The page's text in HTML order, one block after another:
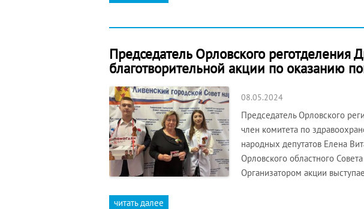
Председатель Орловского
благотворительной акции по оказанию
08.05.2024
Председатель Орловского
член комитета по
народных депутатов Елена
Орловского областного
Организатором акции
читать далее